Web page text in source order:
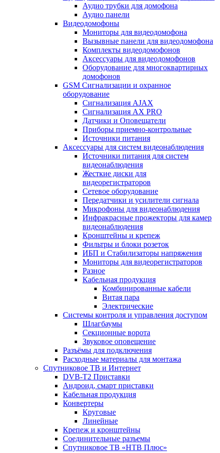
Аудио трубки для домофона
Аудио панели
Видеодомофоны
Мониторы для видеодомофона
Вызывные панели для видеодомофона
Комплекты видеодомофонов
Аксессуары для видеодомофонов
Оборудование для многоквартирных
домофонов
GSM Сигнализации и охранное
оборудование
Сигнализация AJAX
Сигнализация AX PRO
Датчики и Оповещатели
Приборы приемно-контрольные
Источники питания
Аксессуары для систем видеонаблюдения
Источники питания для систем
видеонаблюдения
Жесткие диски для
видеорегистраторов
Сетевое оборудование
Передатчики и усилители сигнала
Микрофоны для видеонаблюдения
Инфракрасные прожекторы для камер
видеонаблюдения
Кронштейны и крепеж
Фильтры и блоки розеток
ИБП и Стабилизаторы напряжения
Мониторы для видеорегистраторов
Разное
Кабельная продукция
Комбинированные кабели
Витая пара
Электрические
Системы контроля и управления доступом
Шлагбаумы
Секционные ворота
Звуковое оповещение
Разъёмы для подключения
Расходные материалы для монтажа
Спутниковое ТВ и Интернет
DVB-Т2 Приставки
Андроид, смарт приставки
Кабельная продукция
Конвертеры
Круговые
Линейные
Крепеж и кронштейны
Соединительные разъемы
Спутниковое ТВ «НТВ Плюс»